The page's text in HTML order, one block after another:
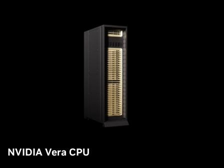
NVIDIA Vera CPU